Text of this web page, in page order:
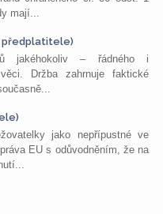
mají...
předplatitele)
jakéhokoliv – řádného i
Držba zahrnuje faktické
jako nepřípustné ve
EU s odůvodněním, že na